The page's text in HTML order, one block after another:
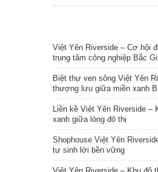
Việt Yên Riverside – Cơ hội
trung tâm công nghiệp Bắc
Biệt thự ven sông Việt Yên
thượng lưu giữa miền xanh
Liền kề Việt Yên Riverside –
xanh giữa lòng đô thị
Shophouse Việt Yên
tư sinh lời bền vững